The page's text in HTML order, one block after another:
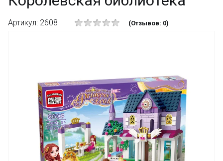
Артикул: 2608 (Отзывов: 0)